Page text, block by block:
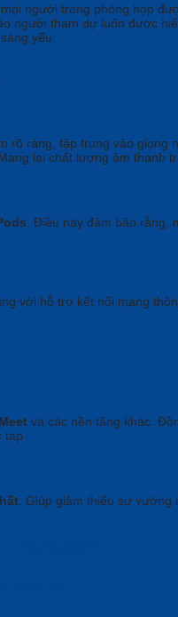
người trong phòng họp
người tham dự luôn được
yếu.
rõ ràng, tập trung vào giọng
lại chất lượng âm thanh
. Điều này đảm bảo
với hỗ trợ kết nối mạng
và các nền tảng khác.
tạp
. Giúp giảm thiểu sự